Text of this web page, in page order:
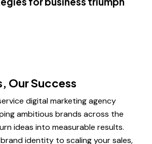
Our Success
digital marketing agency
ambitious brands across the
ideas into measurable results.
identity to scaling your sales,